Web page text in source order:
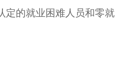
定的就业困难人员和零就